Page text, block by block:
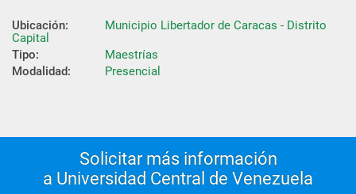
Ubicación:
Municipio Libertador de Caracas - Distrito
Capital
Tipo:
Maestrías
Modalidad:
Presencial
Solicitar más información
a Universidad Central de Venezuela